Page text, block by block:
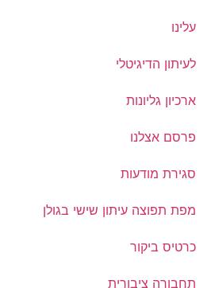
עלינו
לעיתון הדיגיטלי
ארכיון גליונות
פרסם אצלנו
סגירת מודעות
מפת תפוצה עיתון שישי בגולן
כרטיס ביקור
תחבורה ציבורית